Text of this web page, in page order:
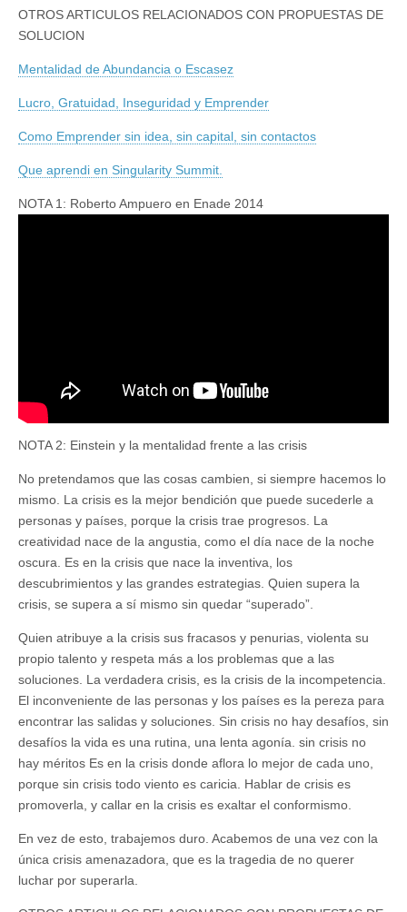
OTROS ARTICULOS RELACIONADOS CON PROPUESTAS DE
SOLUCION
Mentalidad de Abundancia o Escasez
Lucro, Gratuidad, Inseguridad y Emprender
Como Emprender sin idea, sin capital, sin contactos
Que aprendi en Singularity Summit.
NOTA 1: Roberto Ampuero en Enade 2014
NOTA 2: Einstein y la mentalidad frente a las crisis
No pretendamos que las cosas cambien, si siempre hacemos lo
mismo. La crisis es la mejor bendición que puede sucederle a
personas y países, porque la crisis trae progresos. La
creatividad nace de la angustia, como el día nace de la noche
oscura. Es en la crisis que nace la inventiva, los
descubrimientos y las grandes estrategias. Quien supera la
crisis, se supera a sí mismo sin quedar “superado”.
Quien atribuye a la crisis sus fracasos y penurias, violenta su
propio talento y respeta más a los problemas que a las
soluciones. La verdadera crisis, es la crisis de la incompetencia.
El inconveniente de las personas y los países es la pereza para
encontrar las salidas y soluciones. Sin crisis no hay desafíos, sin
desafíos la vida es una rutina, una lenta agonía. sin crisis no
hay méritos Es en la crisis donde aflora lo mejor de cada uno,
porque sin crisis todo viento es caricia. Hablar de crisis es
promoverla, y callar en la crisis es exaltar el conformismo.
En vez de esto, trabajemos duro. Acabemos de una vez con la
única crisis amenazadora, que es la tragedia de no querer
luchar por superarla.